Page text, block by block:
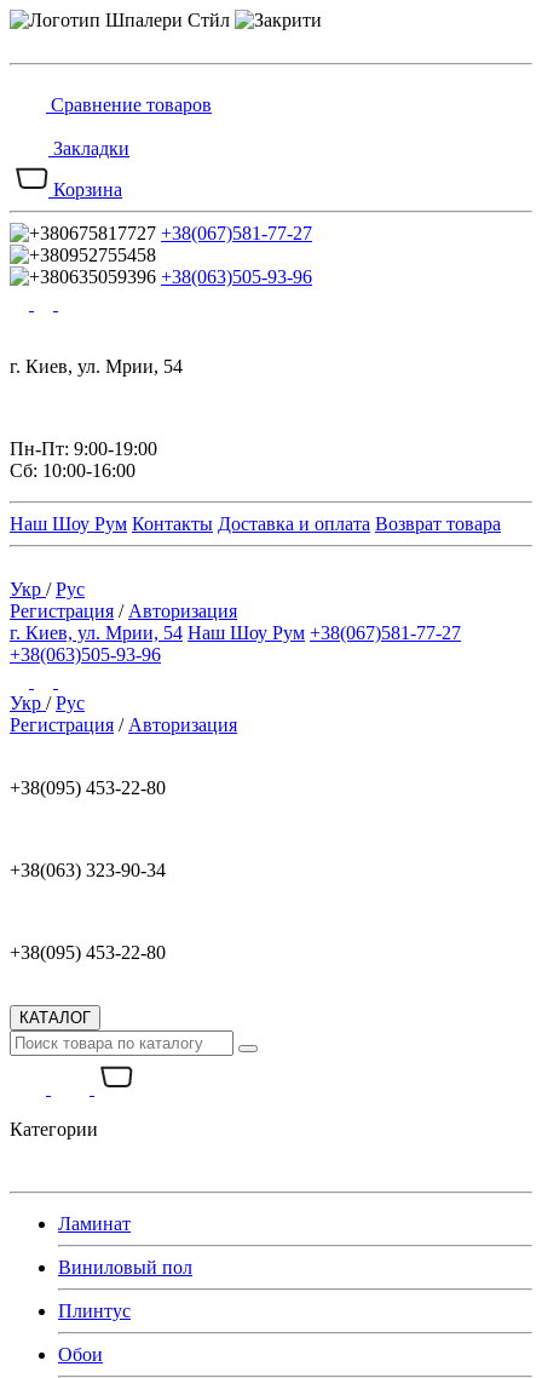
Сравнение товаров
Закладки
Корзина
+38(067)581-77-27
+38(063)505-93-96
г. Киев, ул. Мрии, 54
Пн-Пт: 9:00-19:00
Сб: 10:00-16:00
Наш Шоу Рум Контакты Доставка и оплата Возврат товара
Укр /Рус
Регистрация / Авторизация
г. Киев, ул. Мрии, 54 Наш Шоу Рум +38(067)581-77-27
+38(063)505-93-96
Укр /Рус
Регистрация / Авторизация
+38(095) 453-22-80
+38(063) 323-90-34
+38(095) 453-22-80
КАТАЛОГ
Категории
Ламинат
Виниловый пол
Плинтус
Обои